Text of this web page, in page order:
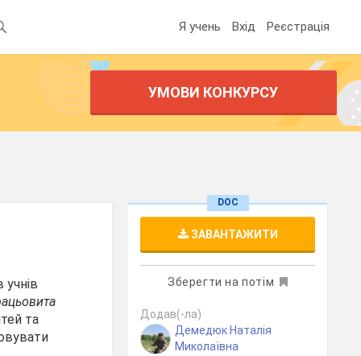
Я учень Вхід Реєстрація
УМОВИ КОНКУРСУ
та
DOC
ЗАВАНТАЖИТИ
Зберегти на потім
Додав(-ла)
Демедюк Наталія
Миколаївна